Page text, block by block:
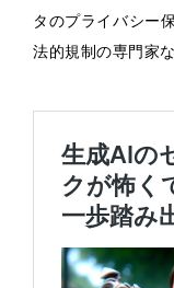
タのプライバシー
法的規制の専門家